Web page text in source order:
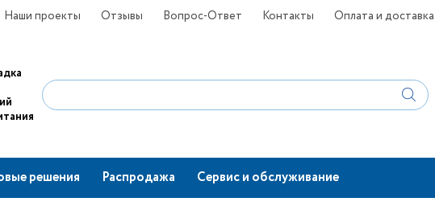
Наши проекты Отзывы Вопрос-Ответ Контакты Оплата и доставка
решения Распродажа Сервис и обслуживание